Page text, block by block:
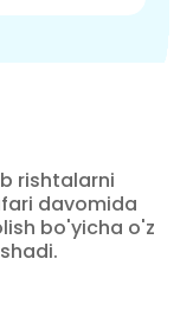
rishtalarni
davomida
bo'yicha o'z